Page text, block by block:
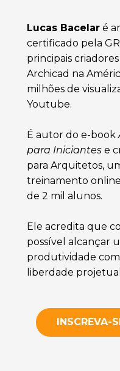
Lucas Bacelar é
certificado pela
principais
Archicad na
milhões de
Youtube.
É autor do e-book
para Iniciantes e
para Arquitetos,
treinamento
de 2 mil alunos.
Ele acredita que
possível alcançar
produtividade com
liberdade
INSCREVA-